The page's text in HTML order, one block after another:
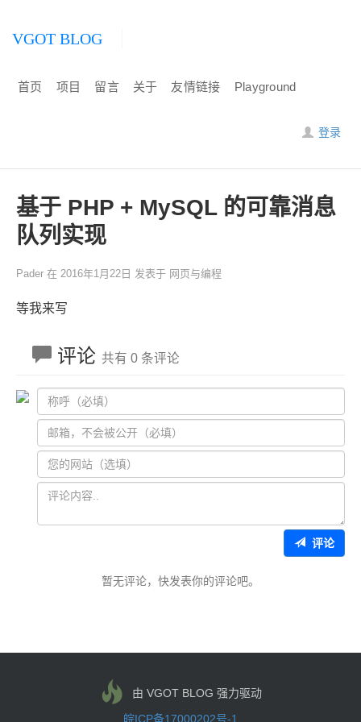
VGOT BLOG
首页 项目 留言 关于 友情链接 Playground
登录
基于 PHP + MySQL 的可靠消息
队列实现
Pader 在 2016年1月22日 发表于 网页与编程
等我来写
评论 共有 0 条评论
评论
暂无评论，快发表你的评论吧。
由 VGOT BLOG 强力驱动
皖ICP备17000202号-1